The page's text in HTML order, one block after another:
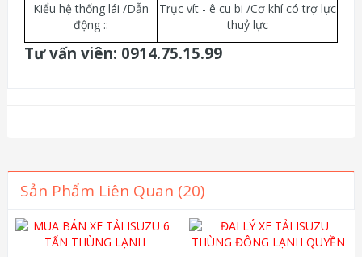
Kiểu hệ thống lái /Dẫn
động ::
Trục vít - ê cu bi /Cơ khí có trợ lực
thuỷ lực
Tư vấn viên: 0914.75.15.99
Sản Phẩm Liên Quan (20)